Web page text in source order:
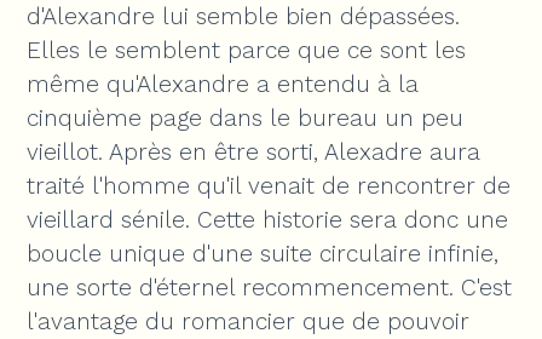
d'Alexandre lui semble bien dépassées.
Elles le semblent parce que ce sont les
même qu'Alexandre a entendu à la
cinquième page dans le bureau un peu
vieillot. Après en être sorti, Alexadre aura
traité l'homme qu'il venait de rencontrer de
vieillard sénile. Cette historie sera donc une
boucle unique d'une suite circulaire infinie,
une sorte d'éternel recommencement. C'est
l'avantage du romancier que de pouvoir